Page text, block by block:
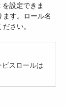
設定できま
す。ロール名
さい。
スロールは